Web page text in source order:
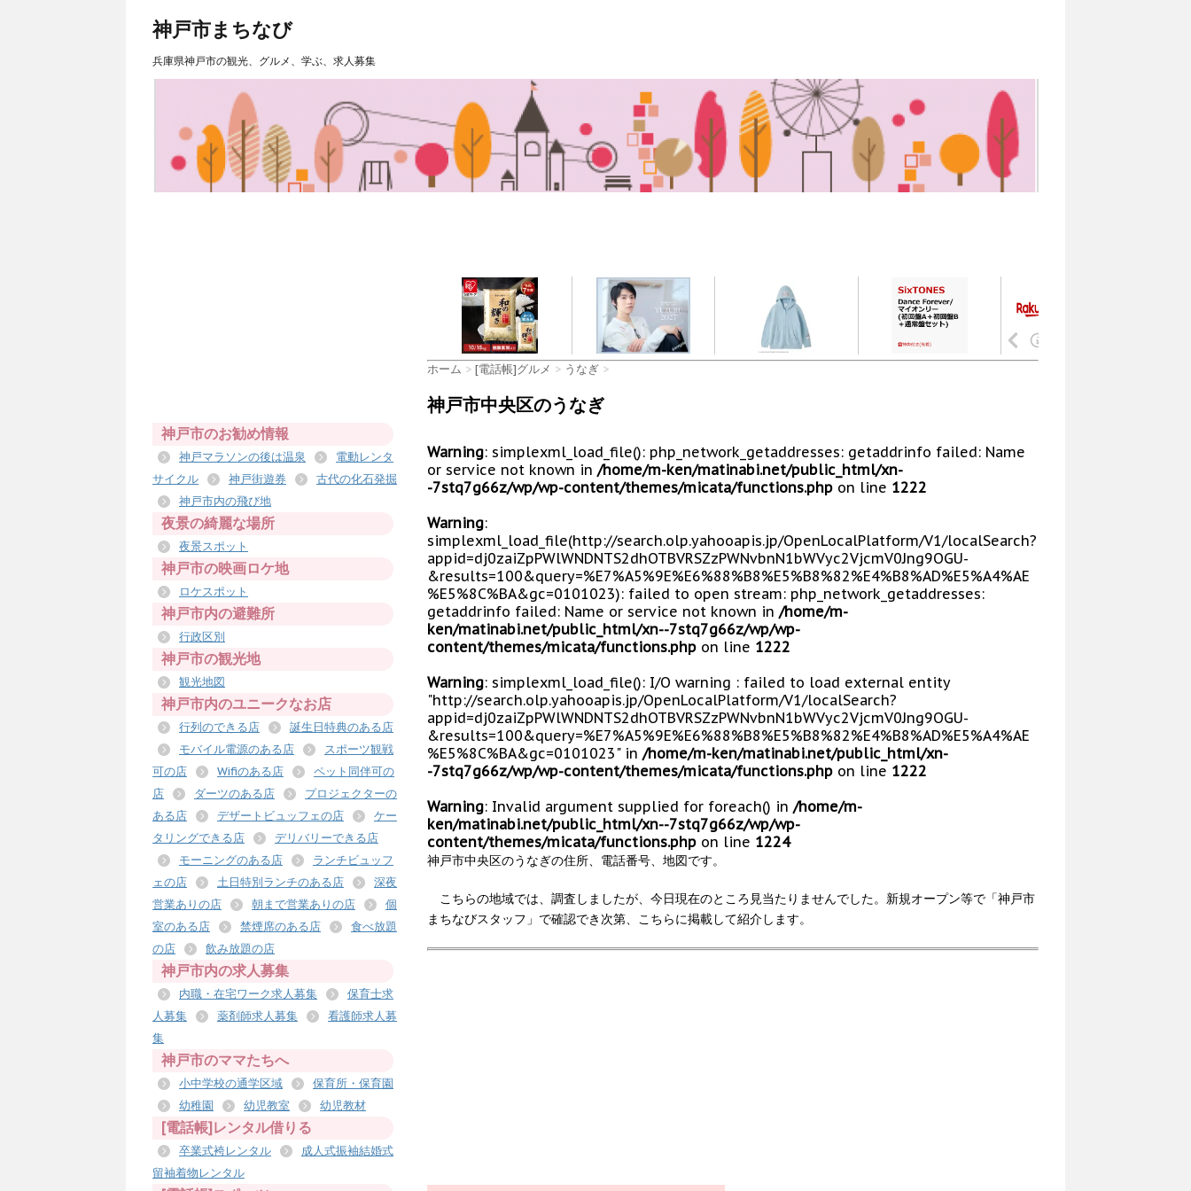
神戸市まちなび
兵庫県神戸市の観光、グルメ、学ぶ、求人募集
ホーム > [電話帳]グルメ > うなぎ >
神戸市中央区のうなぎ
Warning: simplexml_load_file(): php_network_getaddresses: getaddrinfo failed: Name
or service not known in /home/m-ken/matinabi.net/public_html/xn-
-7stq7g66z/wp/wp-content/themes/micata/functions.php on line 1222
Warning:
simplexml_load_file(http://search.olp.yahooapis.jp/OpenLocalPlatform/V1/localSearch?
appid=dj0zaiZpPWlWNDNTS2dhOTBVRSZzPWNvbnN1bWVyc2VjcmV0Jng9OGU-
&results=100&query=%E7%A5%9E%E6%88%B8%E5%B8%82%E4%B8%AD%E5%A4%AE
%E5%8C%BA&gc=0101023): failed to open stream: php_network_getaddresses:
getaddrinfo failed: Name or service not known in /home/m-
ken/matinabi.net/public_html/xn--7stq7g66z/wp/wp-
content/themes/micata/functions.php on line 1222
Warning: simplexml_load_file(): I/O warning : failed to load external entity
"http://search.olp.yahooapis.jp/OpenLocalPlatform/V1/localSearch?
appid=dj0zaiZpPWlWNDNTS2dhOTBVRSZzPWNvbnN1bWVyc2VjcmV0Jng9OGU-
&results=100&query=%E7%A5%9E%E6%88%B8%E5%B8%82%E4%B8%AD%E5%A4%AE
%E5%8C%BA&gc=0101023" in /home/m-ken/matinabi.net/public_html/xn-
-7stq7g66z/wp/wp-content/themes/micata/functions.php on line 1222
Warning: Invalid argument supplied for foreach() in /home/m-
ken/matinabi.net/public_html/xn--7stq7g66z/wp/wp-
content/themes/micata/functions.php on line 1224
神戸市中央区のうなぎの住所、電話番号、地図です。
こちらの地域では、調査しましたが、今日現在のところ見当たりませんでした。新規オープン等で「神戸市
まちなびスタッフ」で確認でき次第、こちらに掲載して紹介します。
神戸市のお勧め情報
神戸マラソンの後は温泉
電動レンタ
サイクル
神戸街遊券
古代の化石発掘
神戸市内の飛び地
夜景の綺麗な場所
夜景スポット
神戸市の映画ロケ地
ロケスポット
神戸市内の避難所
行政区別
神戸市の観光地
観光地図
神戸市内のユニークなお店
行列のできる店
誕生日特典のある店
モバイル電源のある店
スポーツ観戦
可の店
Wifiのある店
ペット同伴可の
店
ダーツのある店
プロジェクターの
ある店
デザートビュッフェの店
ケー
タリングできる店
デリバリーできる店
モーニングのある店
ランチビュッフ
ェの店
土日特別ランチのある店
深夜
営業ありの店
朝まで営業ありの店
個
室のある店
禁煙席のある店
食べ放題
の店
飲み放題の店
神戸市内の求人募集
内職・在宅ワーク求人募集
保育士求
人募集
薬剤師求人募集
看護師求人募
集
神戸市のママたちへ
小中学校の通学区域
保育所・保育園
幼稚園
幼児教室 幼児教材
[電話帳]レンタル借りる
卒業式袴レンタル
成人式振袖結婚式
留袖着物レンタル